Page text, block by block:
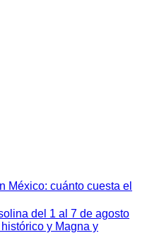
México: cuánto cuesta el
del 1 al 7 de agosto
y Magna y